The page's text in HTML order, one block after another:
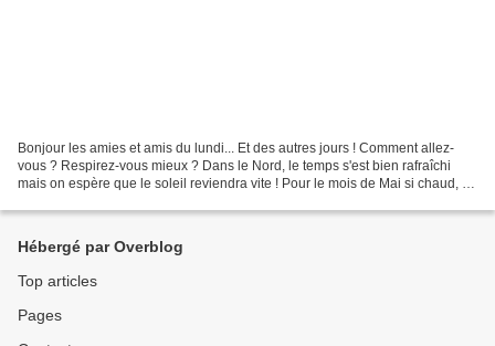
Bonjour les amies et amis du lundi... Et des autres jours ! Comment allez-
vous ? Respirez-vous mieux ? Dans le Nord, le temps s'est bien rafraîchi
mais on espère que le soleil reviendra vite ! Pour le mois de Mai si chaud, je
Hébergé par Overblog
Top articles
Pages